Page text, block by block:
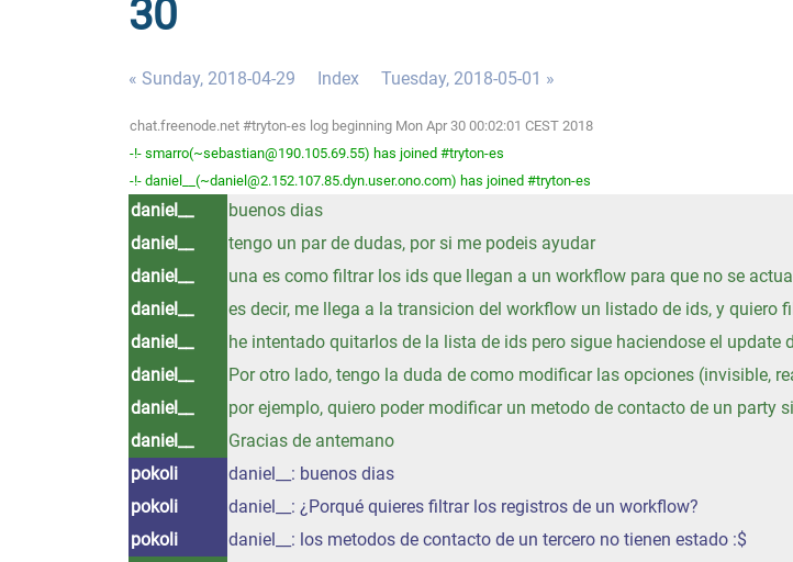
30
« Sunday, 2018-04-29 Index Tuesday, 2018-05-01 »
chat.freenode.net #tryton-es log beginning Mon Apr 30 00:02:01 CEST 2018
-!- smarro(~sebastian@190.105.69.55) has joined #tryton-es
-!- daniel__(~daniel@2.152.107.85.dyn.user.ono.com) has joined #tryton-es
daniel__ buenos dias
daniel__
tengo un par de dudas, por si me podeis ayudar
daniel__
una es como filtrar los ids que llegan a un workflow para que no se
daniel__
es decir, me llega a la transicion del workflow un listado de ids, y quiero
daniel__
he intentado quitarlos de la lista de ids pero sigue haciendose el update
daniel__
Por otro lado, tengo la duda de como modificar las opciones (invisible,
daniel__
por ejemplo, quiero poder modificar un metodo de contacto de un party
daniel__
Gracias de antemano
pokoli
daniel__: buenos dias
pokoli
daniel__: ¿Porqué quieres filtrar los registros de un workflow?
pokoli
daniel__: los metodos de contacto de un tercero no tienen estado :$